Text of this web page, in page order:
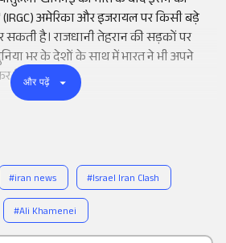
Add
as a
(IRGC) अमेरिका और इजरायल पर किसी बड़े
सकती है। राजधानी तेहरान की सड़कों पर
भर के देशों के साथ में भारत ने भी अपने
दिया है।
और पढ़ें
#iran news #Israel Iran Clash
#Ali Khamenei